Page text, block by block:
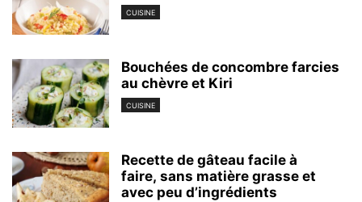
CUISINE
Bouchées de concombre farcies
au chèvre et Kiri
CUISINE
Recette de gâteau facile à
faire, sans matière grasse et
avec peu d’ingrédients